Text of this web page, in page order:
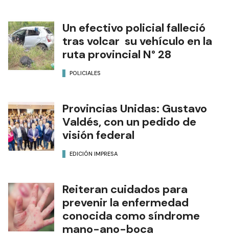
Un efectivo policial falleció
tras volcar su vehículo en la
ruta provincial N° 28
POLICIALES
Provincias Unidas: Gustavo
Valdés, con un pedido de
visión federal
EDICIÓN IMPRESA
Reiteran cuidados para
prevenir la enfermedad
conocida como síndrome
mano-ano-boca